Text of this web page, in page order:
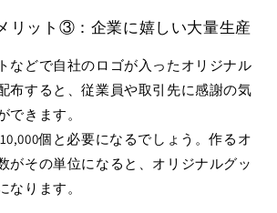
リット③：企業に嬉しい大量生産
などで自社のロゴが入ったオリジナル
布すると、従業員や取引先に感謝の気
できます。
個と必要になるでしょう。作るオ
がその単位になると、オリジナルグッ
なります。